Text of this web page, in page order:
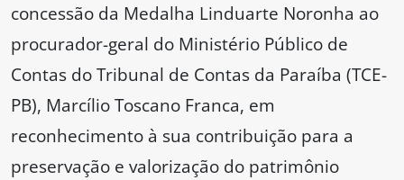
concessão da Medalha Linduarte Noronha ao
procurador-geral do Ministério Público de
Contas do Tribunal de Contas da Paraíba (TCE-
PB), Marcílio Toscano Franca, em
reconhecimento à sua contribuição para a
preservação e valorização do patrimônio